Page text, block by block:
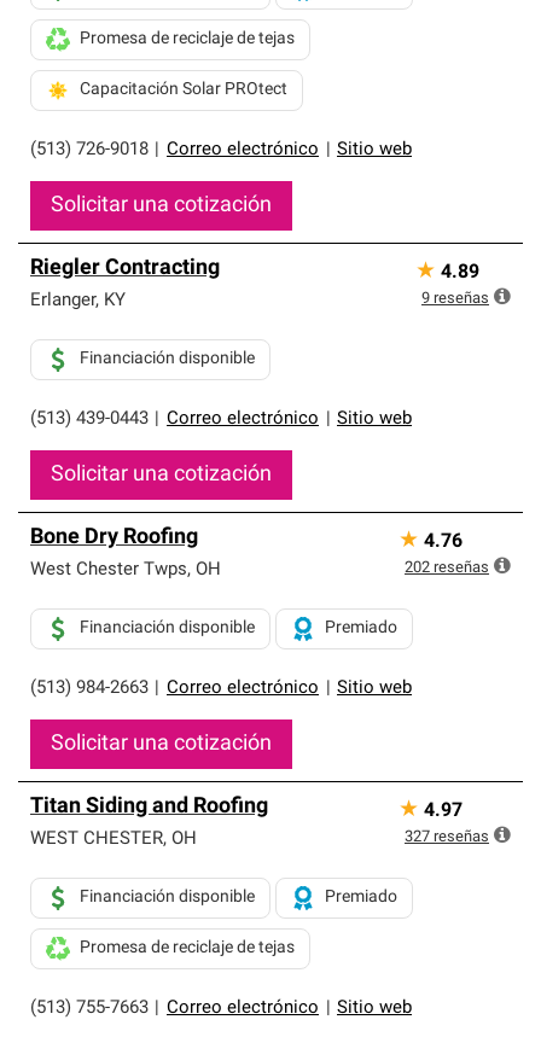
(513) 726-9018 Correo electrónico Sitio web
Promesa de reciclaje de tejas
Capacitación Solar PROtect
Solicitar una cotización
Riegler Contracting
Erlanger, KY
(513) 439-0443 Correo electrónico Sitio web
Financiación disponible
Solicitar una cotización
★ 4.89
9 reseñas
Bone Dry Roofing
West Chester Twps, OH
(513) 984-2663 Correo electrónico Sitio web
Financiación disponible Premiado
Solicitar una cotización
★ 4.76
202 reseñas
Titan Siding and Roofing
WEST CHESTER, OH
(513) 755-7663 Correo electrónico Sitio web
Financiación disponible Premiado
Promesa de reciclaje de tejas
★ 4.97
327 reseñas